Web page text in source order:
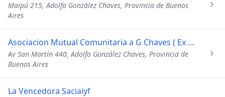
Maipú 215, Adolfo González Chaves, Provincia de Buenos
Aires
Asociacion Mutual Comunitaria a G Chaves ( Ex Sanatorio San
Av San Martín 440, Adolfo González Chaves, Provincia de
Buenos Aires
La Vencedora Saciaiyf